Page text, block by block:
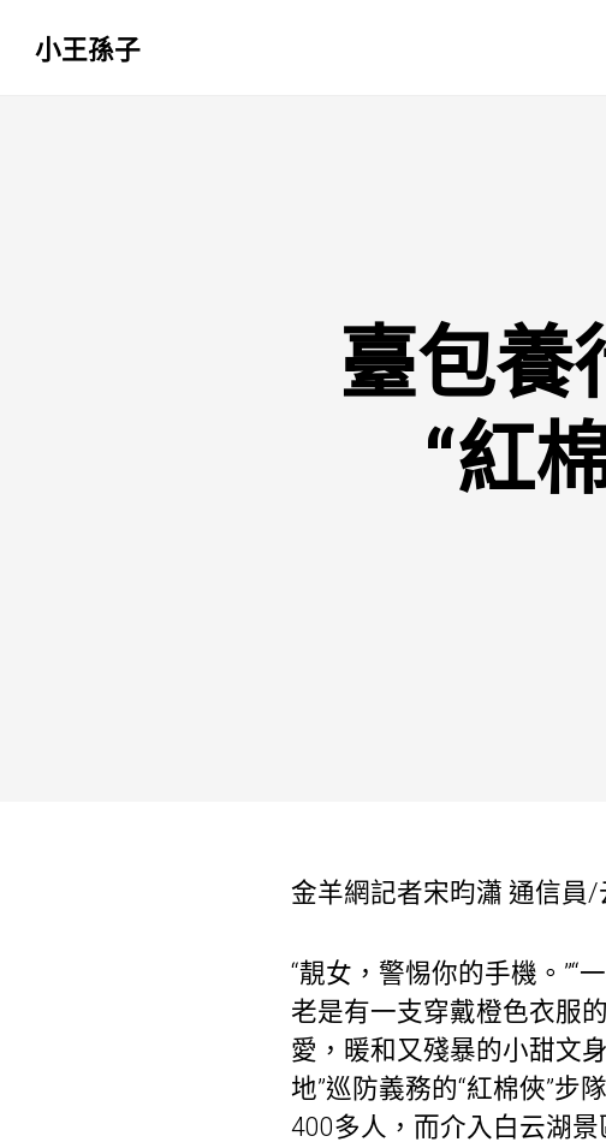
小王孫子
臺包養
“紅
金羊網記者宋昀瀟 通信員
“靚女，警惕你的手機。”“
老是有一支穿戴橙色衣服
愛，暖和又殘暴的小甜文
地”巡防義務的“紅棉俠”步
400多人，而介入白云湖